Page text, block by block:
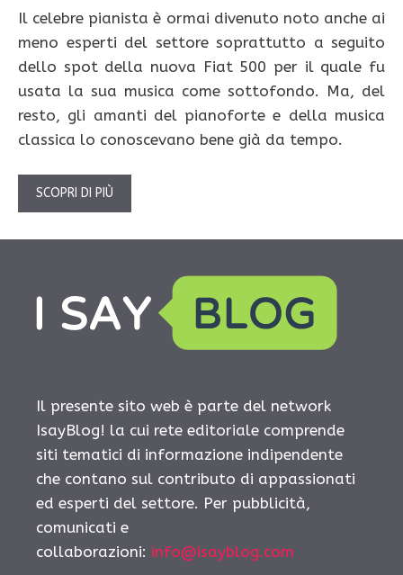
Il celebre pianista è ormai divenuto noto anche ai
meno esperti del settore soprattutto a seguito
dello spot della nuova Fiat 500 per il quale fu
usata la sua musica come sottofondo. Ma, del
resto, gli amanti del pianoforte e della musica
classica lo conoscevano bene già da tempo.
SCOPRI DI PIÙ
Il presente sito web è parte del network
IsayBlog! la cui rete editoriale comprende
siti tematici di informazione indipendente
che contano sul contributo di appassionati
ed esperti del settore. Per pubblicità,
comunicati e
collaborazioni: info@isayblog.com